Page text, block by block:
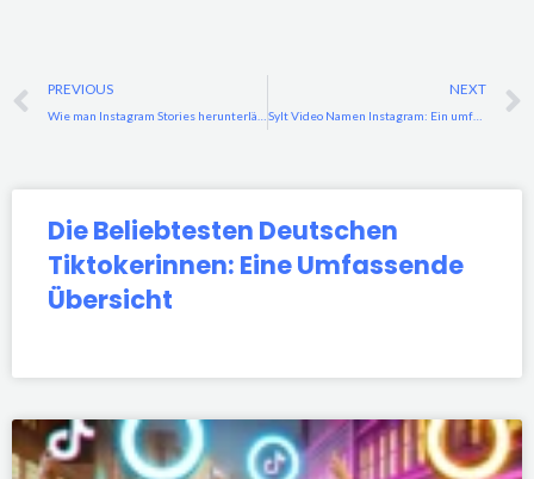
Prev
PREVIOUS NEXT
Sylt Video Namen Instagram: Ein umfassender Leitfaden, um Ihr Social Media Engagement zu steigern
Die Beliebtesten Deutschen
Tiktokerinnen: Eine Umfassende
Übersicht